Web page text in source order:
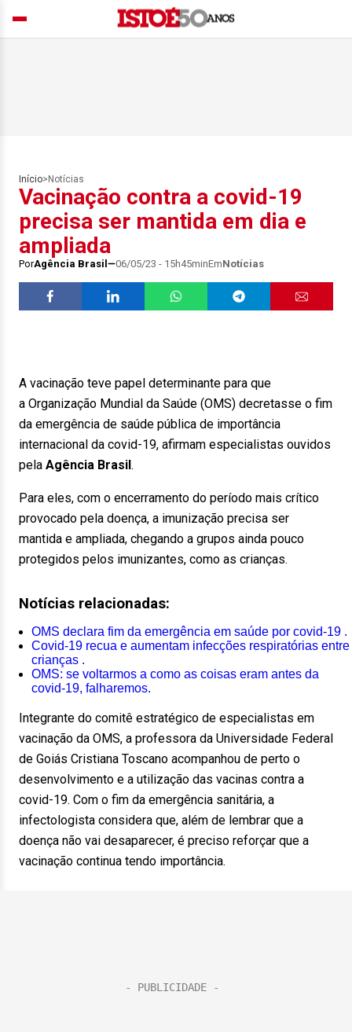
Início> Notícias
Vacinação contra a covid-19
precisa ser mantida em dia e
ampliada
PorAgência Brasil 06/05/23 - 15h45minEmNotícias
A vacinação teve papel determinante para que
a Organização Mundial da Saúde (OMS) decretasse o fim
da emergência de saúde pública de importância
internacional da covid-19, afirmam especialistas ouvidos
pela Agência Brasil.
Para eles, com o encerramento do período mais crítico
provocado pela doença, a imunização precisa ser
mantida e ampliada, chegando a grupos ainda pouco
protegidos pelos imunizantes, como as crianças.
Notícias relacionadas:
OMS declara fim da emergência em saúde por covid-19 .
Covid-19 recua e aumentam infecções respiratórias entre
crianças .
OMS: se voltarmos a como as coisas eram antes da
covid-19, falharemos.
Integrante do comitê estratégico de especialistas em
vacinação da OMS, a professora da Universidade Federal
de Goiás Cristiana Toscano acompanhou de perto o
desenvolvimento e a utilização das vacinas contra a
covid-19. Com o fim da emergência sanitária, a
infectologista considera que, além de lembrar que a
doença não vai desaparecer, é preciso reforçar que a
vacinação continua tendo importância.